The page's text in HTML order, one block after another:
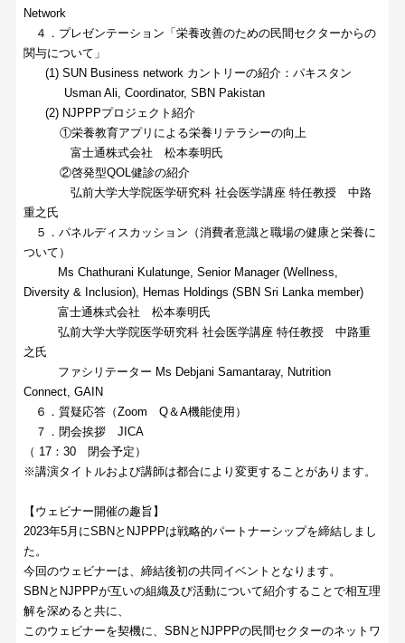
Network
４．プレゼンテーション「栄養改善のための民間セクターからの
関与について」
(1) SUN Business network カントリーの紹介：パキスタン
Usman Ali, Coordinator, SBN Pakistan
(2) NJPPPプロジェクト紹介
①栄養教育アプリによる栄養リテラシーの向上
富士通株式会社 松本泰明氏
②啓発型QOL健診の紹介
弘前大学大学院医学研究科 社会医学講座 特任教授 中路
重之氏
５．パネルディスカッション（消費者意識と職場の健康と栄養に
ついて）
Ms Chathurani Kulatunge, Senior Manager (Wellness,
Diversity & Inclusion), Hemas Holdings (SBN Sri Lanka member)
富士通株式会社 松本泰明氏
弘前大学大学院医学研究科 社会医学講座 特任教授 中路重
之氏
ファシリテーター Ms Debjani Samantaray, Nutrition
Connect, GAIN
６．質疑応答（Zoom Q＆A機能使用）
７．閉会挨拶 JICA
（ 17：30 閉会予定）
※講演タイトルおよび講師は都合により変更することがあります。
【ウェビナー開催の趣旨】
2023年5月にSBNとNJPPPは戦略的パートナーシップを締結しまし
た。
今回のウェビナーは、締結後初の共同イベントとなります。
SBNとNJPPPが互いの組織及び活動について紹介することで相互理
解を深めると共に、
このウェビナーを契機に、SBNとNJPPPの民間セクターのネットワ